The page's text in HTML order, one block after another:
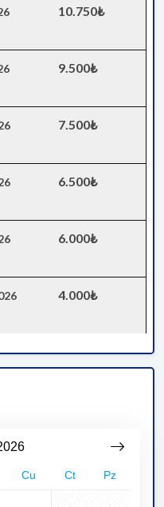
10.750₺
9.500₺
7.500₺
6.500₺
6.000₺
4.000₺
Cu Ct Pz